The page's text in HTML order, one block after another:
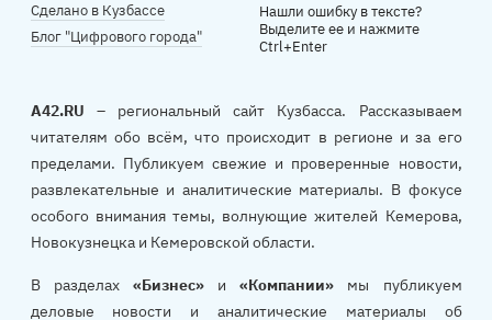
Сделано в Кузбассе
Блог "Цифрового города"
Нашли ошибку в тексте?
Выделите ее и нажмите
Ctrl+Enter
A42.RU – региональный сайт Кузбасса. Рассказываем
читателям обо всём, что происходит в регионе и за его
пределами. Публикуем свежие и проверенные новости,
развлекательные и аналитические материалы. В фокусе
особого внимания темы, волнующие жителей Кемерова,
Новокузнецка и Кемеровской области.
В разделах «Бизнес»и«Компании» мы публикуем
деловые новости и аналитические материалы об